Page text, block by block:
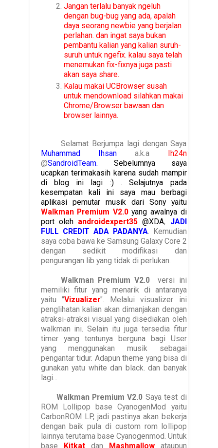
Jangan terlalu banyak ngeluh
dengan bug-bug yang ada, apalah
daya seorang newbie yang berjalan
perlahan. dan ingat saya bukan
pembantu kalian yang kalian suruh-
suruh untuk ngefix. kalau saya telah
menemukan fix-fixnya juga pasti
akan saya share.
Kalau makai UCBrowser susah
untuk mendownload silahkan makai
Chrome/Browser bawaan dan
browser lainnya.
Selamat Berjumpa lagi dengan Saya
Muhammad Ihsana.k.a
Ih24n
@SandroidTeam. Sebelumnya saya
ucapkan terimakasih karena sudah mampir
di blog ini lagi :) . Selajutnya pada
kesempatan kali ini saya mau berbagi
aplikasi pemutar musik dari Sony yaitu
Walkman Premium V2.0yang awalnya di
port oleh androidexpert35 @XDA, JADI
FULL CREDIT ADA PADANYA. Kemudian
saya coba bawa ke Samsung Galaxy Core 2
dengan sedikit modifikasi dan
pengurangan lib yang tidak di perlukan.
Walkman Premium V2.0versi ini
memiliki fitur yang menarik di antaranya
yaitu "Vizualizer". Melalui visualizer ini
penglihatan kalian akan dimanjakan dengan
atraksi-atraksi visual yang disediakan oleh
walkman ini. Selain itu juga tersedia fitur
timer yang tentunya berguna bagi User
yang menggunakan musik sebagai
pengantar tidur. Adapun theme yang bisa di
gunakan yatu white dan black. dan banyak
lagi...
Walkman Premium V2.0 Saya test di
ROM Lollipop base CyanogenMod yaitu
CarbonROM LP, jadi pastinya akan bekerja
dengan baik pula di custom rom lollipop
lainnya terutama base Cyanogenmod. Untuk
base
Kitkatdan Mashmallowataupun